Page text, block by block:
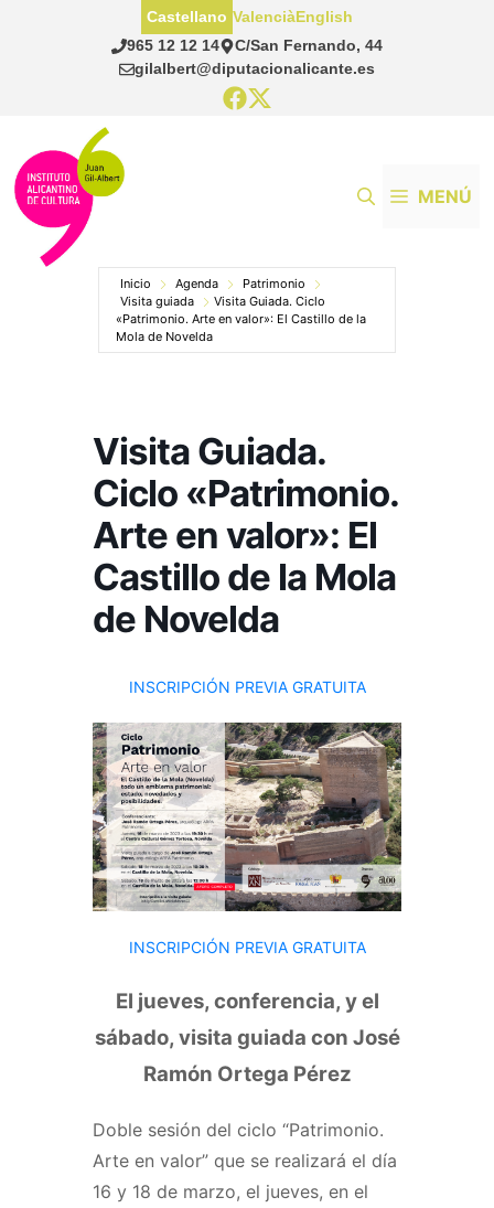
965 12 12 14
C/San Fernando, 44
gilalbert@diputacionalicante.es
Castellano ValenciàEnglish
MENÚ
Inicio Agenda
Patrimonio
Visita guiada
Visita Guiada. Ciclo
«Patrimonio. Arte en valor»: El Castillo de la
Mola de Novelda
Visita Guiada.
Ciclo «Patrimonio.
Arte en valor»: El
Castillo de la Mola
de Novelda
INSCRIPCIÓN PREVIA GRATUITA
INSCRIPCIÓN PREVIA GRATUITA
El jueves, conferencia, y el
sábado, visita guiada con José
Ramón Ortega Pérez
Doble sesión del ciclo “Patrimonio.
Arte en valor” que se realizará el día
16 y 18 de marzo, el jueves, en el